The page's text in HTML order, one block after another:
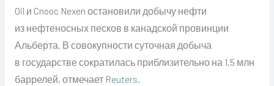
Oil и Cnooc Nexen остановили добычу нефти
из нефтеносных песков в канадской провинции
Альберта. В совокупности суточная добыча
в государстве сократилась приблизительно на 1,5 млн
баррелей, отмечает Reuters.